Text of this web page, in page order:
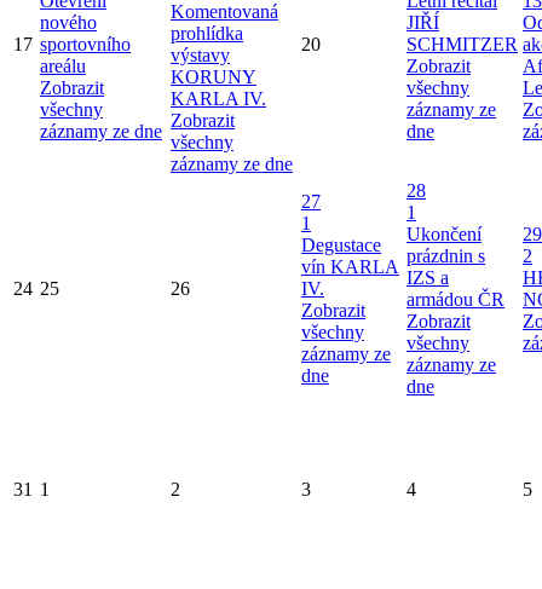
17
nového
sportovního
areálu
Zobrazit
všechny
záznamy ze dne
Komentovaná
prohlídka
výstavy
KORUNY
KARLA IV.
Zobrazit
všechny
záznamy ze dne
20
JIŘÍ
SCHMITZER
Zobrazit
všechny
záznamy ze
dne
24 25 26
27
1
Degustace
vín KARLA
IV.
Zobrazit
všechny
záznamy ze
dne
28
1
Ukončení
prázdnin s
IZS a
armádou ČR
Zobrazit
všechny
záznamy ze
dne
29
2
31 1 2 3 4 5